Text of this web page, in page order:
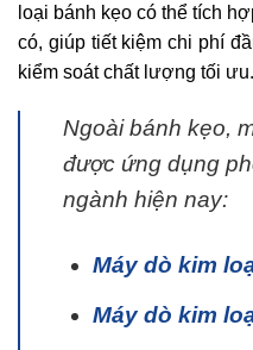
loại bánh kẹo có thể tích
có, giúp tiết kiệm chi phí
kiểm soát chất lượng tối ưu.
Ngoài bánh kẹo,
được ứng dụng
ngành hiện nay:
Máy dò kim
Máy dò kim